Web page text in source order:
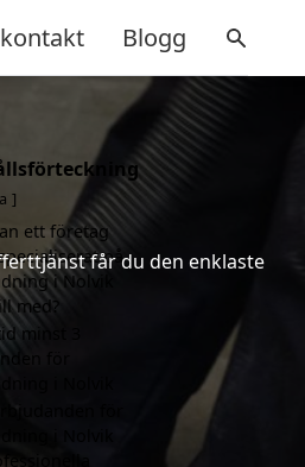
Blogg
får du den enklaste
ett företag
på
i Nolvik
med?
minst 3
för
i Nolvik
för
i Nolvik